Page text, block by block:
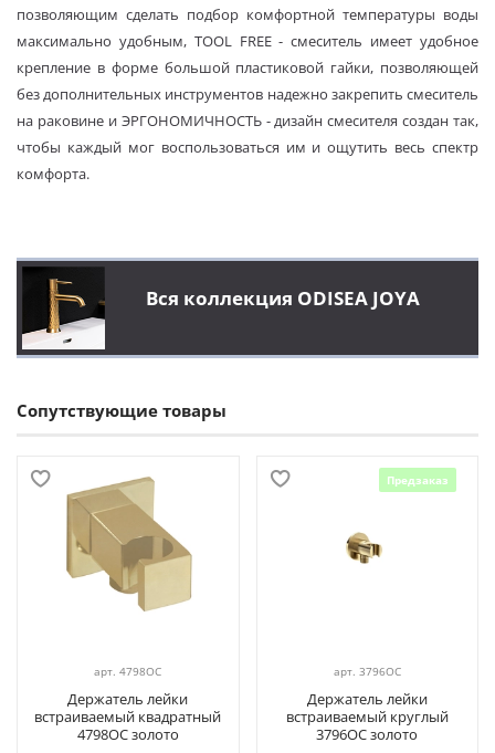
Вся коллекция ODISEA JOYA
позволяющим сделать подбор комфортной температуры воды
максимально удобным, TOOL FREE - смеситель имеет удобное
крепление в форме большой пластиковой гайки, позволяющей
без дополнительных инструментов надежно закрепить смеситель
на раковине и ЭРГОНОМИЧНОСТЬ - дизайн смесителя создан так,
чтобы каждый мог воспользоваться им и ощутить весь спектр
комфорта.
Сопутствующие товары
арт.4798OC
Держатель лейки
встраиваемый квадратный
4798OC золото
Предзаказ
арт. 3796OC
Держатель лейки
встраиваемый круглый
3796OC золото